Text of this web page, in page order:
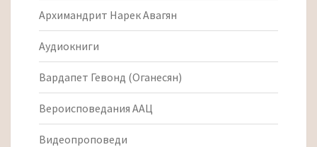
Архимандрит Нарек Авагян
Аудиокниги
Вардапет Гевонд (Оганесян)
Вероисповедания ААЦ
Видеопроповеди